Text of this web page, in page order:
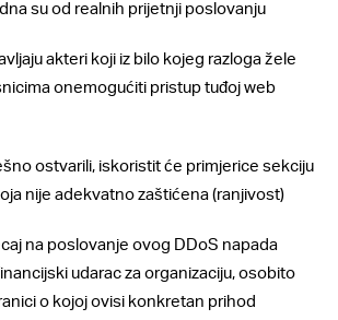
su od realnih prijetnji poslovanju
akteri koji iz bilo kojeg razloga žele
onemogućiti pristup tuđoj web
ostvarili, iskoristit će primjerice sekciju
nije adekvatno zaštićena (ranjivost)
na poslovanje ovog DDoS napada
udarac za organizaciju, osobito
o kojoj ovisi konkretan prihod